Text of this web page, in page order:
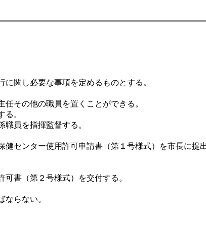
に関し必要な事項を定めるものとする。
その他の職員を置くことができる。
。
員を指揮監督する。
センター使用許可申請書（第１号様式）を市長に提
書（第２号様式）を交付する。
らない。